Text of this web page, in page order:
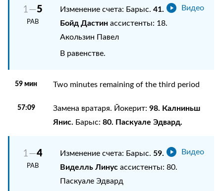
1—5
РАВ
Видео
Изменение счета: Барыс. 41.
Бойд Дастинассистенты: 18.
Акользин Павел
В равенстве.
59 мин Two minutes remaining of the third period
57:09 Замена вратаря. Йокерит:98. Калниньш
Янис. Барыс:80. Паскуале Эдвард.
1—4
РАВ
Видео
Изменение счета: Барыс. 59.
Виделль Линусассистенты: 80.
Паскуале Эдвард